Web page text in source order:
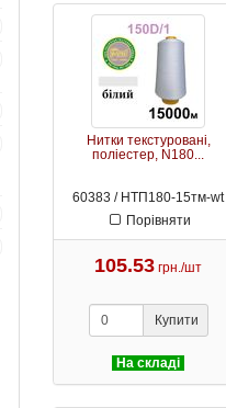
Нитки текстуровані,
поліестер, N180...
60383 / НТП180-15тм-wt
Порівняти
105.53 грн./шт
Купити
На складі